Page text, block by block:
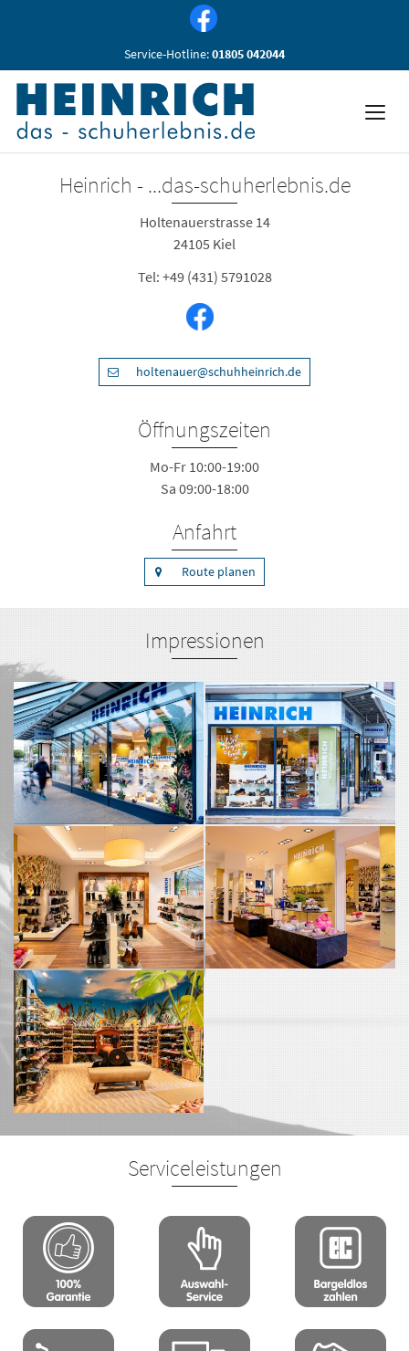
Service-Hotline:01805 042044
Heinrich - ...das-schuherlebnis.de
Holtenauerstrasse 14
24105 Kiel
Tel: +49 (431) 5791028
holtenauer@schuhheinrich.de
Öffnungszeiten
Mo-Fr 10:00-19:00
Sa 09:00-18:00
Anfahrt
Route planen
Impressionen
Serviceleistungen